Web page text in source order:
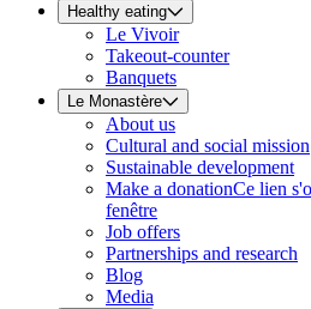
Healthy eating
Le Vivoir
Takeout-counter
Banquets
Le Monastère
About us
Cultural and social mission
Sustainable development
Make a donationCe lien
fenêtre
Job offers
Partnerships and research
Blog
Media